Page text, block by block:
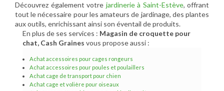
Découvrez également votre jardinerie à Saint-Estève, offrant
tout le nécessaire pour les amateurs de jardinage, des plantes
aux outils, enrichissant ainsi son éventail de produits.
En plus de ses services : Magasin de croquette pour
chat, Cash Graines vous propose aussi :
Achat accessoires pour cages rongeurs
Achat accessoires pour poules et poulaillers
Achat cage de transport pour chien
Achat cage et volière pour oiseaux